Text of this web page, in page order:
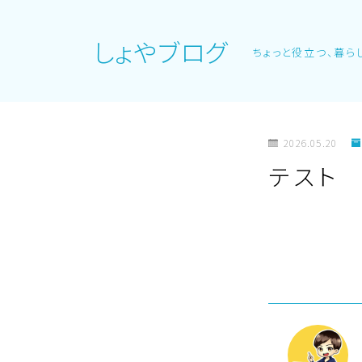
しょやブログ ちょっと役立つ、暮ら
2026.05.20
テスト